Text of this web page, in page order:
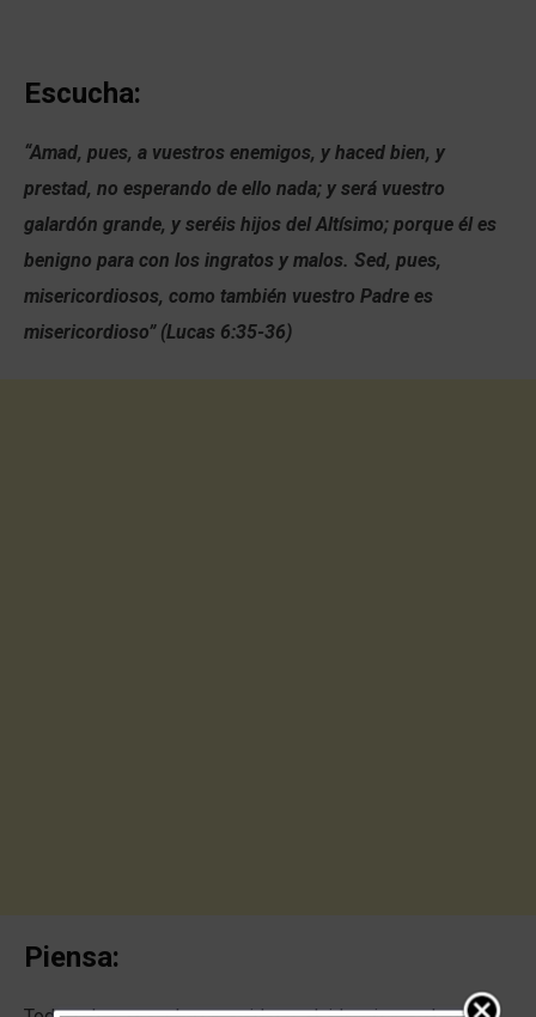
Escucha:
“Amad, pues, a vuestros enemigos, y haced bien, y
prestad, no esperando de ello nada; y será vuestro
galardón grande, y seréis hijos del Altísimo; porque él es
benigno para con los ingratos y malos. Sed, pues,
misericordiosos, como también vuestro Padre es
misericordioso” (Lucas 6:35-36)
Piensa: